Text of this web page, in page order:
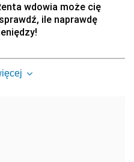
wdowia może cię
ile naprawdę